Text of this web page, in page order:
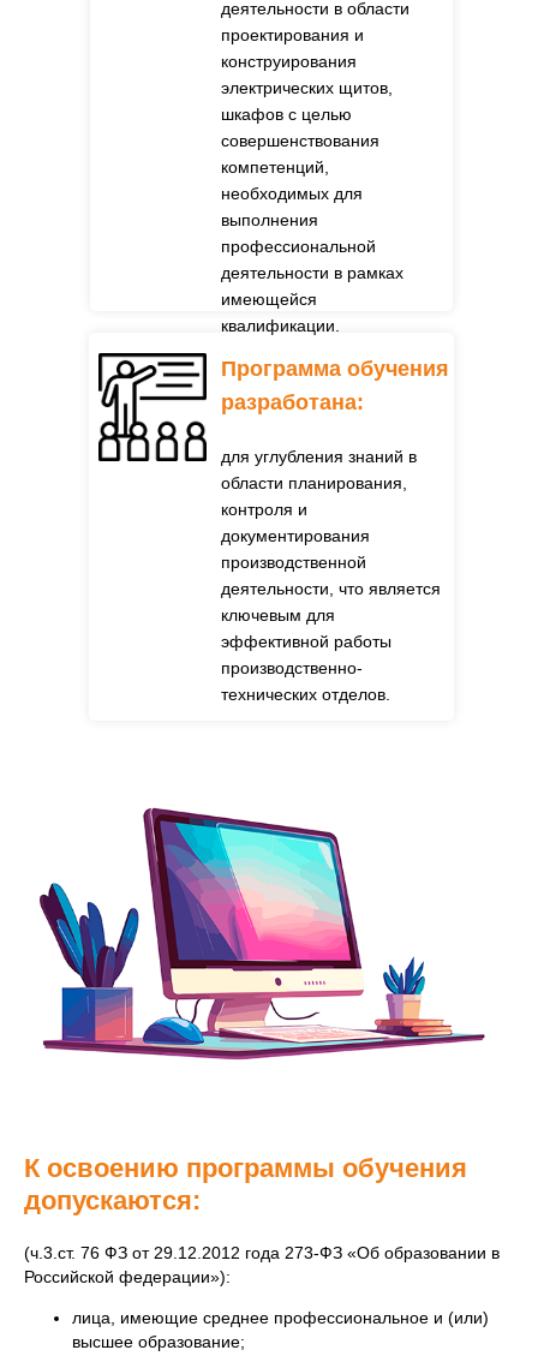
для углубления знаний в
области планирования,
контроля и
документирования
производственной
деятельности, что является
ключевым для
эффективной работы
производственно-
технических отделов.
Программа обучения
разработана:
деятельности в области
проектирования и
конструирования
электрических щитов,
шкафов с целью
совершенствования
компетенций,
необходимых для
выполнения
профессиональной
деятельности в рамках
имеющейся
квалификации.
К освоению программы обучения
допускаются:
(ч.3.ст. 76 ФЗ от 29.12.2012 года 273-ФЗ «Об образовании в
Российской федерации»):
лица, имеющие среднее профессиональное и (или)
высшее образование;